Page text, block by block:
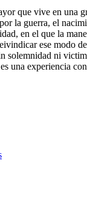
que vive en una
la guerra, el
en el que la
ese modo
solemnidad ni
una experiencia